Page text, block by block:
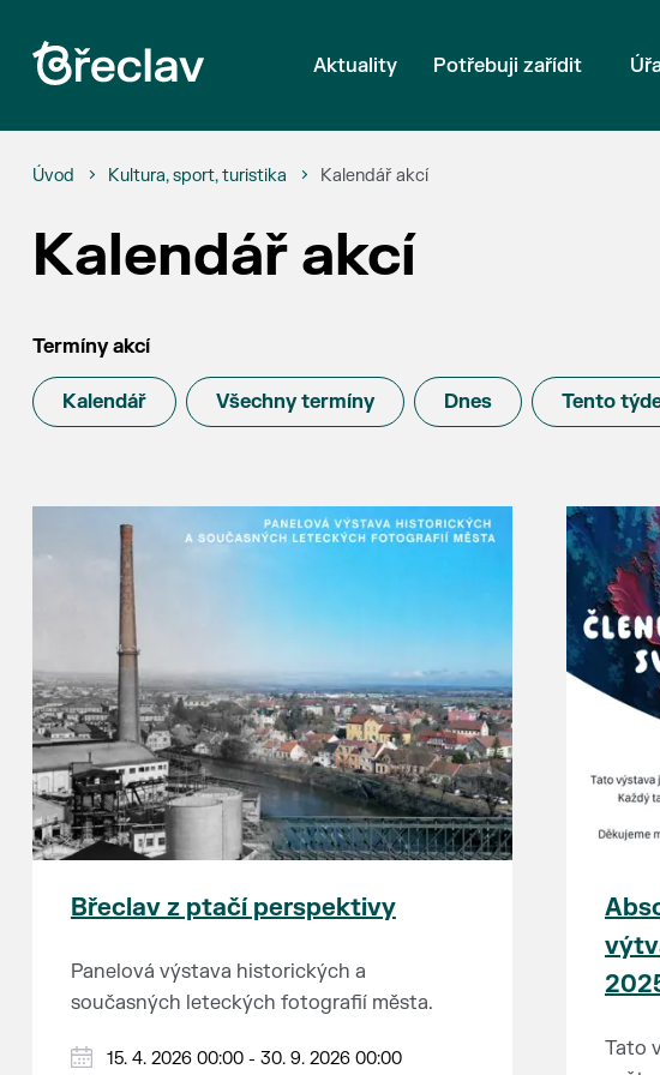
Aktuality Potřebuji zařídit
Úvod Kultura, sport, turistika Kalendář akcí
Kalendář akcí
Termíny akcí
Kalendář Všechny termíny Dnes Tento
Břeclav z ptačí perspektivy
Panelová výstava historických a
současných leteckých fotografií města.
15. 4. 2026 00:00 - 30. 9. 2026 00:00
Tato